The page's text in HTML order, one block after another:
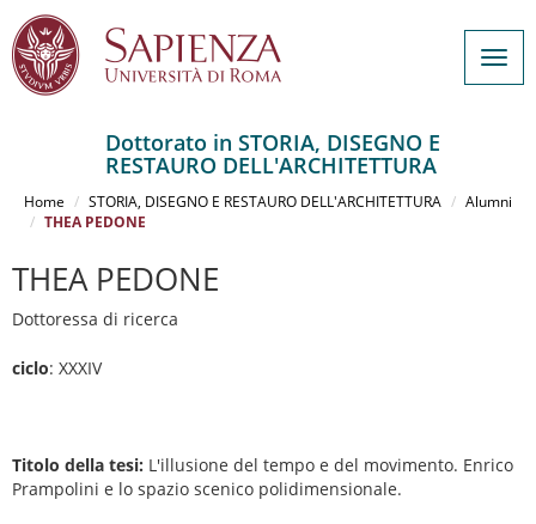
contenuto
Dottorato in STORIA, DISEGNO E
RESTAURO DELL'ARCHITETTURA
Home STORIA, DISEGNO E RESTAURO DELL'ARCHITETTURA
Alumni
THEA PEDONE
THEA PEDONE
Dottoressa di ricerca
ciclo: XXXIV
Titolo della tesi: L'illusione del tempo e del movimento. Enrico
Prampolini e lo spazio scenico polidimensionale.